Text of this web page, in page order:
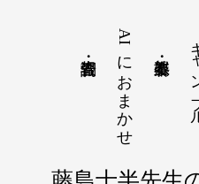
© 2025 藤島士 ギ
AIにおまかせ